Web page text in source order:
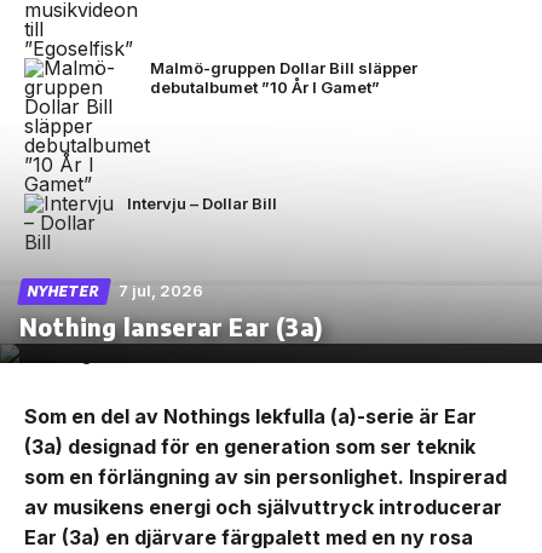
Malmö-gruppen Dollar Bill släpper
debutalbumet ”10 År I Gamet”
Intervju – Dollar Bill
NYHETER 7 jul, 2026
Nothing lanserar Ear (3a)
Som en del av Nothings lekfulla (a)-serie är Ear
(3a) designad för en generation som ser teknik
som en förlängning av sin personlighet. Inspirerad
av musikens energi och självuttryck introducerar
Ear (3a) en djärvare färgpalett med en ny rosa